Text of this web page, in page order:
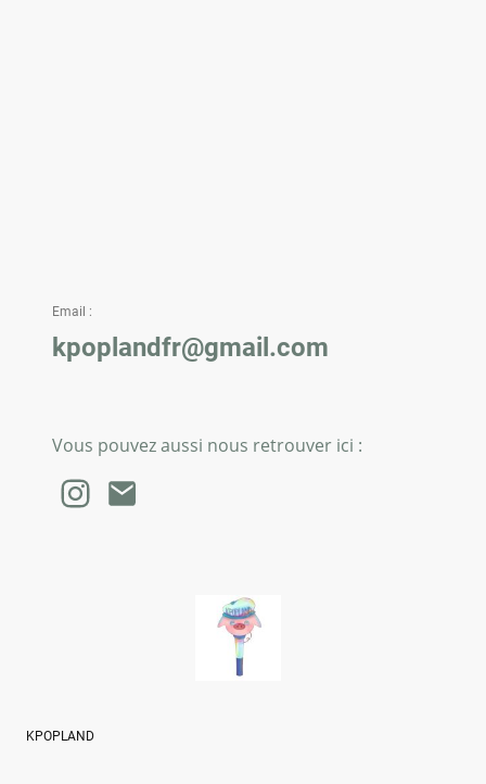
Email :
kpoplandfr@gmail.com
Vous pouvez aussi nous retrouver ici :
KPOPLAND